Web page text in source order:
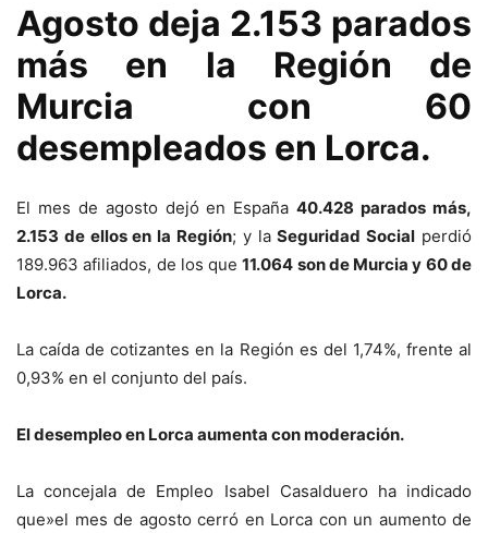
Agosto deja 2.153 parados
más en la Región de
Murcia con 60
desempleados en Lorca.
El mes de agosto dejó en España40.428 parados más,
2.153 de ellos en la Región; y laSeguridad Social perdió
189.963 afiliados, de los que11.064 son de Murcia y 60 de
Lorca.
La caída de cotizantes en la Región es del 1,74%, frente al
0,93% en el conjunto del país.
El desempleo en Lorca aumenta con moderación.
La concejala de Empleo Isabel Casalduero ha indicado
que»el mes de agosto cerró en Lorca con un aumento de